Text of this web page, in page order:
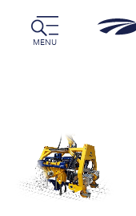
MENU